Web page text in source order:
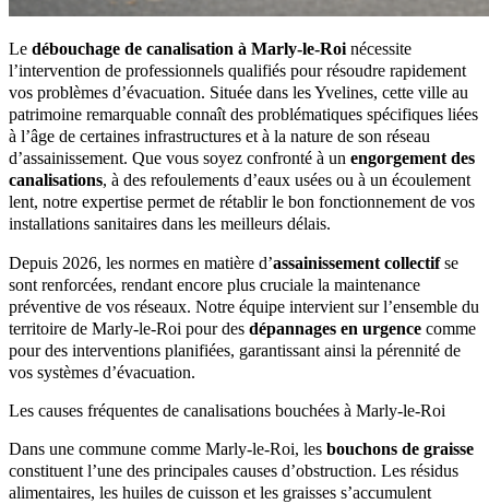
Le débouchage de canalisation à Marly-le-Roi nécessite
l’intervention de professionnels qualifiés pour résoudre rapidement
vos problèmes d’évacuation. Située dans les Yvelines, cette ville au
patrimoine remarquable connaît des problématiques spécifiques liées
à l’âge de certaines infrastructures et à la nature de son réseau
d’assainissement. Que vous soyez confronté à un engorgement des
canalisations, à des refoulements d’eaux usées ou à un écoulement
lent, notre expertise permet de rétablir le bon fonctionnement de vos
installations sanitaires dans les meilleurs délais.
Depuis 2026, les normes en matière d’assainissement collectifse
sont renforcées, rendant encore plus cruciale la maintenance
préventive de vos réseaux. Notre équipe intervient sur l’ensemble du
territoire de Marly-le-Roi pour des dépannages en urgence comme
pour des interventions planifiées, garantissant ainsi la pérennité de
vos systèmes d’évacuation.
Les causes fréquentes de canalisations bouchées à Marly-le-Roi
Dans une commune comme Marly-le-Roi, les bouchons de graisse
constituent l’une des principales causes d’obstruction. Les résidus
alimentaires, les huiles de cuisson et les graisses s’accumulent